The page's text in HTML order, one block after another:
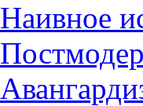
Наивное